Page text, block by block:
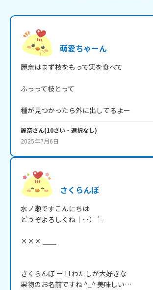
萌愛ちゃーん
麗奈はまず枝をもって実を食べて
ふっって枝とって
種が見つかったら外に出してるよー
麗奈さん(10さい・ 選択なし)
2025年7月6日
さくらんぼ
水ノ瀬ですこんにちは
どうぞよろしくね｜･･）´-
××× ＿＿
さくらんぼ ー ! ! わたしが大好きな
果物のお名前ですね ^_^ 美味しい…